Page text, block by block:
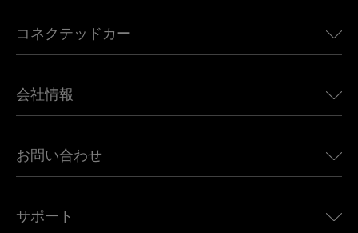
ヨーロッパ向けeSIM
カナダ向けeSIM
アフリカ向けeSIM
すべての目的地を見る
コネクテッドカー
Land Rover向けUbigi
Jeep向けUbigi
Mini向けUbigi
会社情報
Ubigi関連プレス
Ubigiアプリ
お問い合わせ
アフェリエイトプログラム
サポート